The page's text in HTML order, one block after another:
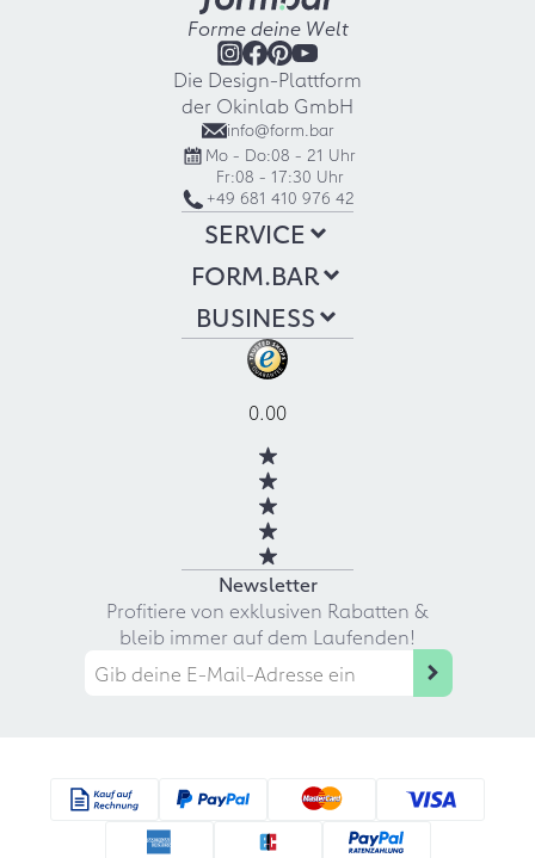
Forme deine Welt
Die Design-Plattform
der Okinlab GmbH
info@form.bar
Mo - Do:08 - 21 Uhr
Fr:08 - 17:30 Uhr
+49 681 410 976 42
SERVICE
FORM.BAR
BUSINESS
0.00
Newsletter
Profitiere von exklusiven Rabatten &
bleib immer auf dem Laufenden!